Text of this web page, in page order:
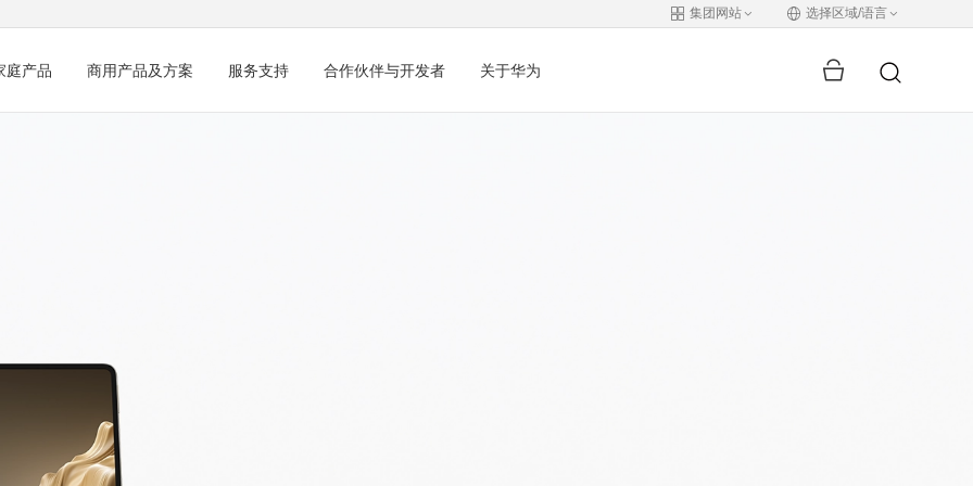
集团网站 选择区域/语言
庭产品 商用产品及方案 服务支持 合作伙伴与开发者 关于华为